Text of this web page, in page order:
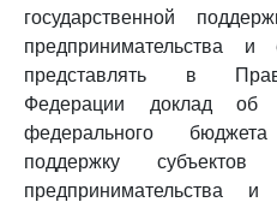
государственной
предпринимательства
представлять в
Федерации доклад об
федерального
поддержку
предпринимательства